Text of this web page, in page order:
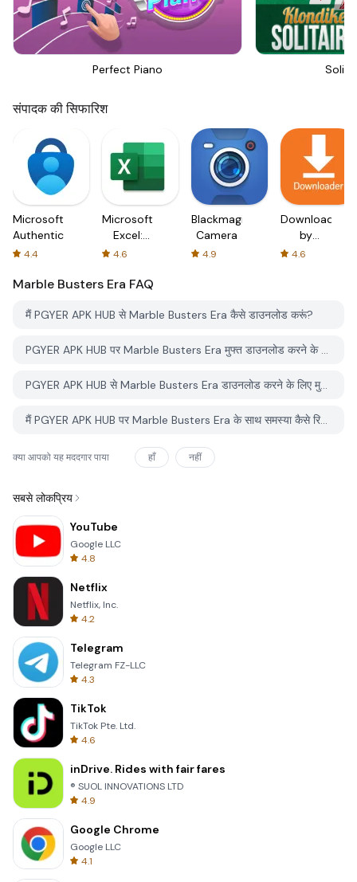
Perfect Piano
संपादक की सिफारिश
Microsoft
Authenticator
4.4
Microsoft
Excel:
Spreadsheets
4.6
Blackmagic
Camera
4.9
Downloader
by
AFTVnews
4.6
Marble Busters Era FAQ
मैं PGYER APK HUB से Marble Busters Era कैसे डाउनलोड करूं?
PGYER APK HUB पर Marble Busters Era मुफ्त डाउनलोड करने के लिए है?
PGYER APK HUB से Marble Busters Era डाउनलोड करने के लिए मुझे एक खाता चाहिए?
मैं PGYER APK HUB पर Marble Busters Era के साथ समस्या कैसे रिपोर्ट कर सकता हूँ?
क्या आपको यह मददगार पाया हाँ नहीं
सबसे लोकप्रिय
YouTube
Google LLC
4.8
Netflix
Netflix, Inc.
4.2
Telegram
Telegram FZ-LLC
4.3
TikTok
TikTok Pte. Ltd.
4.6
inDrive. Rides with fair fares
® SUOL INNOVATIONS LTD
4.9
Google Chrome
Google LLC
4.1